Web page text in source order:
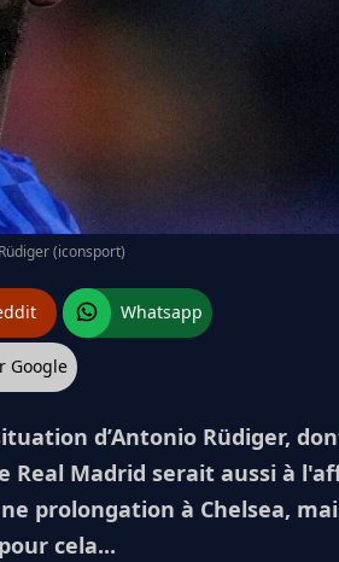
(iconsport)
Whatsapp
Google
d’Antonio Rüdiger,
Real Madrid serait aussi à
prolongation à Chelsea,
cela...